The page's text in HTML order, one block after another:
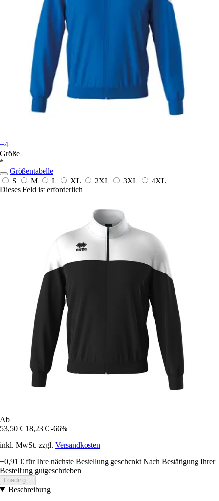
+4
Größe
*
Größentabelle
S
M L XL 2XL 3XL
4XL
Dieses Feld ist erforderlich
Ab
53,50 € 18,23 € -66%
inkl. MwSt. zzgl. Versandkosten
+0,91 € für Ihre nächste Bestellung geschenkt Nach Bestätigung Ihrer
Bestellung gutgeschrieben
Loading...
Beschreibung